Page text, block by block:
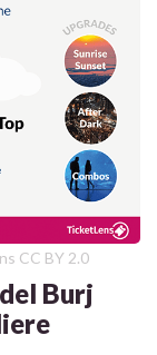
CC BY 2.0
Burj